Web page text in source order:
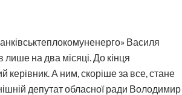
Василя
на два місяці. До кінця
керівник. А ним, скоріше за все, стане
депутат обласної ради Володимир